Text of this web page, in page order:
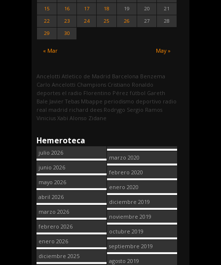
« Mar May »
15
16 17 18 19 20
21
22
23 24 25 26 27
28
29
30
Ancelotti Atletico de Madrid Barcelona Benzema
Carlo Ancelotti Champions Cristiano Ronaldo
deportes el radio Florentino Pérez fútbol Gareth
Bale Javier Tebas Mbappe periodismo deportivo radio
real madrid richard dees Rodrygo Sergio Ramos
Vinicius Xabi Alonso Zidane
Hemeroteca
julio 2026
junio 2026
mayo 2026
abril 2026
marzo 2026
febrero 2026
enero 2026
diciembre 2025
marzo 2020
febrero 2020
enero 2020
diciembre 2019
noviembre 2019
octubre 2019
septiembre 2019
agosto 2019